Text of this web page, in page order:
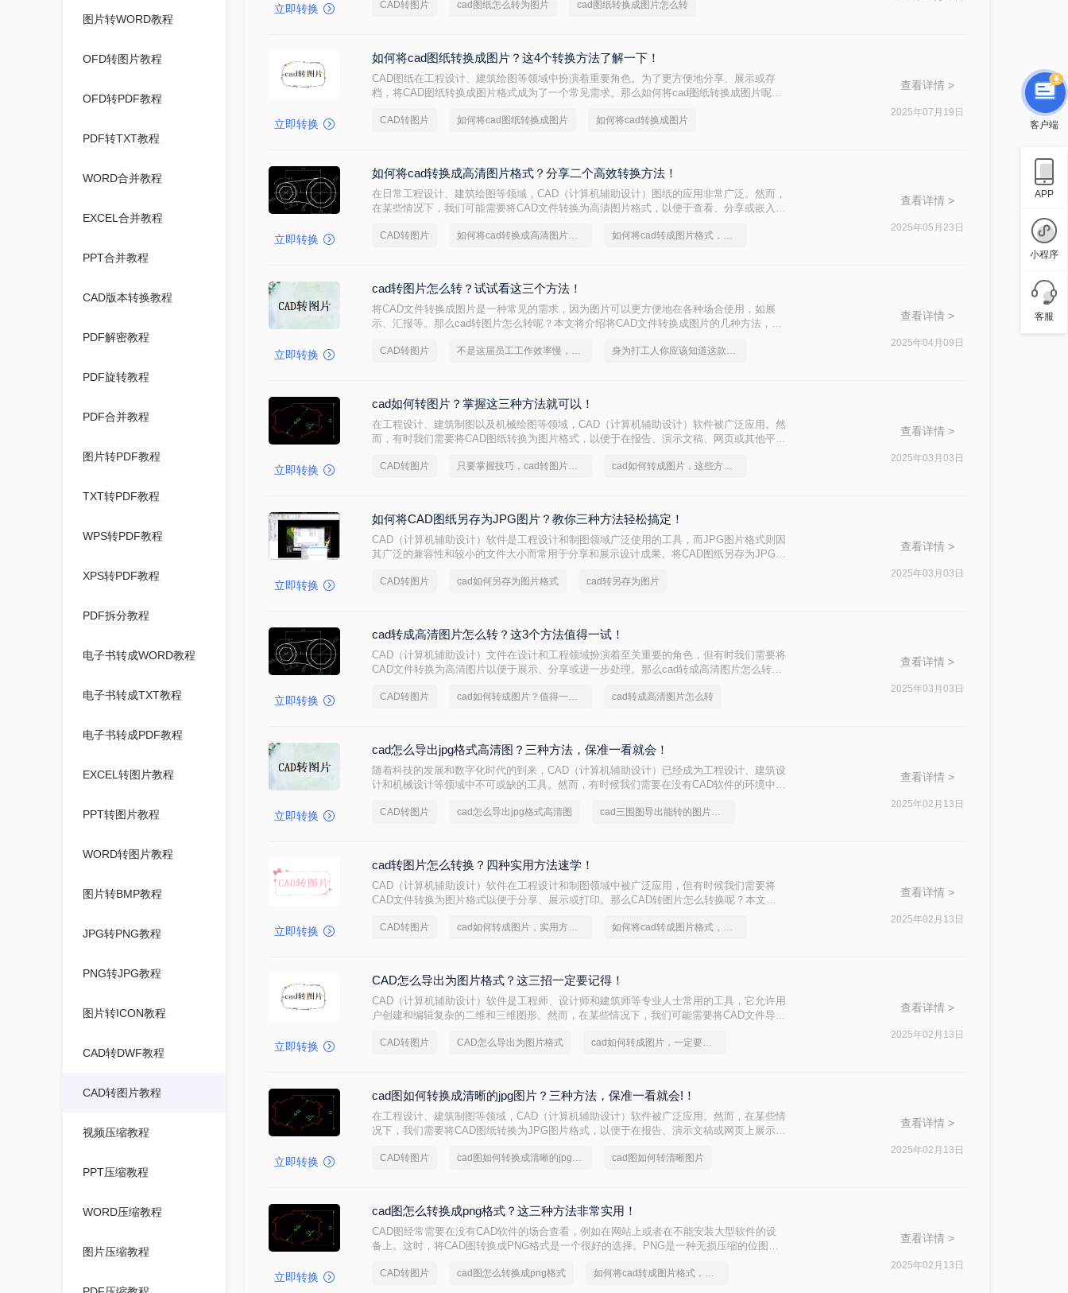
图片转WORD教程
OFD转图片教程
OFD转PDF教程
PDF转TXT教程
WORD合并教程
EXCEL合并教程
PPT合并教程
CAD版本转换教程
PDF解密教程
PDF旋转教程
PDF合并教程
图片转PDF教程
TXT转PDF教程
WPS转PDF教程
XPS转PDF教程
PDF拆分教程
电子书转成WORD教程
电子书转成TXT教程
电子书转成PDF教程
EXCEL转图片教程
PPT转图片教程
WORD转图片教程
图片转BMP教程
JPG转PNG教程
PNG转JPG教程
图片转ICON教程
CAD转DWF教程
CAD转图片教程
视频压缩教程
PPT压缩教程
WORD压缩教程
图片压缩教程
立即转换
用方法。
CAD转图片 cad图纸怎么转为图片 cad图纸转换成图片怎么转
立即转换
如何将cad图纸转换成图片？这4个转换方法了解一下！
CAD图纸在工程设计、建筑绘图等领域中扮演着重要角色。为了更方便地分享、展示或存
档，将CAD图纸转换成图片格式成为了一个常见需求。那么如何将cad图纸转换成图片呢？
CAD转图片 如何将cad图纸转换成图片 如何将cad转换成图片
查看详情 >
2025年07月19日
立即转换
如何将cad转换成高清图片格式？分享二个高效转换方法！
在日常工程设计、建筑绘图等领域，CAD（计算机辅助设计）图纸的应用非常广泛。然而，
在某些情况下，我们可能需要将CAD文件转换为高清图片格式，以便于查看、分享或嵌入到
图片格式的方法。
CAD转图片 如何将cad转换成高清图片格式 如何将cad转成图片格式，分享一种简单的方法
查看详情 >
2025年05月23日
立即转换
cad转图片怎么转？试试看这三个方法！
将CAD文件转换成图片是一种常见的需求，因为图片可以更方便地在各种场合使用，如展
示、汇报等。那么cad转图片怎么转呢？本文将介绍将CAD文件转换成图片的几种方法，帮
CAD转图片 不是这届员工工作效率慢，是你不会cad转图片这一招！ 身为打工人你应该知道这款cad转图片软件
查看详情 >
2025年04月09日
立即转换
cad如何转图片？掌握这三种方法就可以！
在工程设计、建筑制图以及机械绘图等领域，CAD（计算机辅助设计）软件被广泛应用。然
而，有时我们需要将CAD图纸转换为图片格式，以便于在报告、演示文稿、网页或其他平台
行编辑和传输。那么CAD如何转图片呢？本文将详细介绍CAD转图片的方法与步骤，帮助
CAD转图片 只要掌握技巧，cad转图片就不是难事 cad如何转成图片，这些方法可以帮到你
查看详情 >
2025年03月03日
立即转换
如何将CAD图纸另存为JPG图片？教你三种方法轻松搞定！
CAD（计算机辅助设计）软件是工程设计和制图领域广泛使用的工具，而JPG图片格式则因
其广泛的兼容性和较小的文件大小而常用于分享和展示设计成果。将CAD图纸另存为JPG图
何将CAD图纸另存为JPG图片呢？以下将详细介绍几种将CAD图纸另存为JPG图片的方
CAD转图片 cad如何另存为图片格式 cad转另存为图片
查看详情 >
2025年03月03日
立即转换
cad转成高清图片怎么转？这3个方法值得一试！
CAD（计算机辅助设计）文件在设计和工程领域扮演着至关重要的角色，但有时我们需要将
CAD文件转换为高清图片以便于展示、分享或进一步处理。那么cad转成高清图片怎么转
CAD转图片 cad如何转成图片？值得一试的技巧 cad转成高清图片怎么转
查看详情 >
2025年03月03日
立即转换
cad怎么导出jpg格式高清图？三种方法，保准一看就会！
随着科技的发展和数字化时代的到来，CAD（计算机辅助设计）已经成为工程设计、建筑设
计和机械设计等领域中不可或缺的工具。然而，有时候我们需要在没有CAD软件的环境中展
详细介绍Ccad怎么导出jpg格式高清图的方法。
CAD转图片 cad怎么导出jpg格式高清图 cad三围图导出能转的图片格式
查看详情 >
2025年02月13日
立即转换
cad转图片怎么转换？四种实用方法速学！
CAD（计算机辅助设计）软件在工程设计和制图领域中被广泛应用，但有时候我们需要将
CAD文件转换为图片格式以便于分享、展示或打印。那么CAD转图片怎么转换呢？本文将
CAD转图片 cad如何转成图片，实用方法不要错过 如何将cad转成图片格式，实用的方法来了
查看详情 >
2025年02月13日
立即转换
CAD怎么导出为图片格式？这三招一定要记得！
CAD（计算机辅助设计）软件是工程师、设计师和建筑师等专业人士常用的工具，它允许用
户创建和编辑复杂的二维和三维图形。然而，在某些情况下，我们可能需要将CAD文件导出
将详细介绍几种将CAD导出为图片格式的方法。
CAD转图片 CAD怎么导出为图片格式 cad如何转成图片，一定要看看
查看详情 >
2025年02月13日
立即转换
cad图如何转换成清晰的jpg图片？三种方法，保准一看就会!！
在工程设计、建筑制图等领域，CAD（计算机辅助设计）软件被广泛应用。然而，在某些情
况下，我们需要将CAD图纸转换为JPG图片格式，以便于在报告、演示文稿或网页上展示。
文将介绍三种实用的转换方法。
CAD转图片 cad图如何转换成清晰的jpg图片 cad图如何转清晰图片
查看详情 >
2025年02月13日
立即转换
cad图怎么转换成png格式？这三种方法非常实用！
CAD图经常需要在没有CAD软件的场合查看，例如在网站上或者在不能安装大型软件的设
备上。这时，将CAD图转换成PNG格式是一个很好的选择。PNG是一种无损压缩的位图格
png格式。
CAD转图片 cad图怎么转换成png格式 如何将cad转成图片格式，实用的方法来了
查看详情 >
2025年02月13日
客户端
APP
小程序
客服